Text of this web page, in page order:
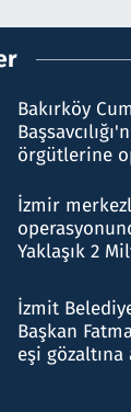
Bakırköy
örgütlerine
İzmir
Yaklaşık 2
İzmit
Başkan
eşi gözaltına